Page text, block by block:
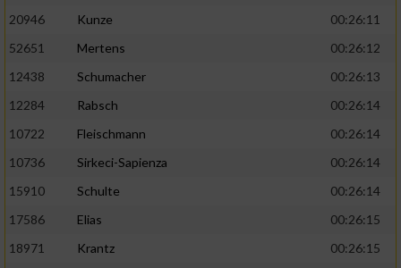
20946
Kunze
00:26:11
52651
Mertens
00:26:12
12438
Schumacher
00:26:13
12284
Rabsch
00:26:14
10722
Fleischmann
00:26:14
10736
Sirkeci-Sapienza
00:26:14
15910
Schulte
00:26:14
17586
Elias
00:26:15
18971
Krantz
00:26:15